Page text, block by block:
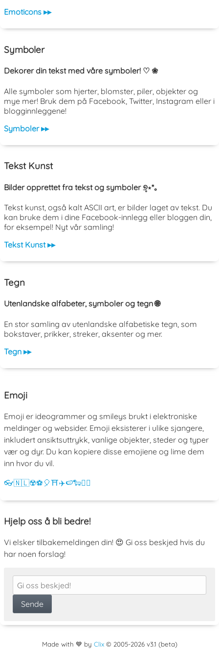
Emoticons ▸▸
Symboler
Dekorer din tekst med våre symboler! ♡ ❀
Alle symboler som hjerter, blomster, piler, objekter og
mye mer! Bruk dem på Facebook, Twitter, Instagram eller i
blogginnleggene!
Symboler ▸▸
Tekst Kunst
Bilder opprettet fra tekst og symboler ୭̥⋆*｡
Tekst kunst, også kalt ASCII art, er bilder laget av tekst. Du
kan bruke dem i dine Facebook-innlegg eller bloggen din,
for eksempel! Nyt vår samling!
Tekst Kunst ▸▸
Tegn
Utenlandske alfabeter, symboler og tegn 🌐
En stor samling av utenlandske alfabetiske tegn, som
bokstaver, prikker, streker, aksenter og mer.
Tegn ▸▸
Emoji
Emoji er ideogrammer og smileys brukt i elektroniske
meldinger og websider. Emoji eksisterer i ulike sjangere,
inkludert ansiktsuttrykk, vanlige objekter, steder og typer
vær og dyr. Du kan kopiere disse emojiene og lime dem
inn hvor du vil.
👓🇳🇱☢️⚽ 🎈⛩️✈️🍉🐑💁‍♀️
Hjelp oss å bli bedre!
Vi elsker tilbakemeldingen din! 😍 Gi oss beskjed hvis du
har noen forslag!
Made with 💙 by Clix© 2005-2026 v3.1 (beta)